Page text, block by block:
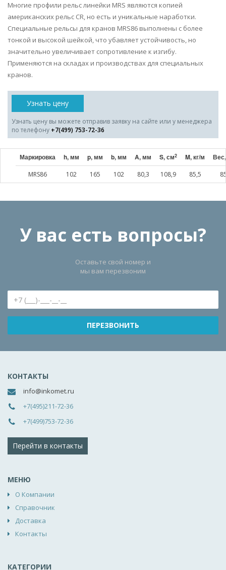
Многие профили рельс линейки MRS являются копией
американских рельс CR, но есть и уникальные наработки.
Специальные рельсы для кранов MRS86 выполнены с более
тонкой и высокой шейкой, что убавляет устойчивость, но
значительно увеличивает сопротивление к изгибу.
Применяются на складах и производствах для специальных
кранов.
Узнать цену
Узнать цену вы можете отправив заявку на сайте или у менеджера
по телефону +7(499) 753-72-36
Маркировка h, мм p, мм b, мм A, мм S, см2 M, кг/м
MRS86 102 165 102 80,3 108,9 85,5
У вас есть вопросы?
Оставьте свой номер и
мы вам перезвоним
КОНТАКТЫ
info@inkomet.ru
+7(495)211-72-36
+7(499)753-72-36
Перейти в контакты
МЕНЮ
О Компании
Справочник
Доставка
Контакты
КАТЕГОРИИ